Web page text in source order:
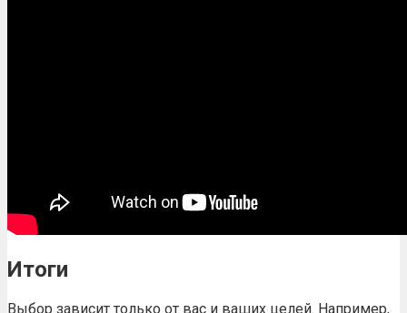
Итоги
Выбор зависит только от вас и ваших целей. Например,